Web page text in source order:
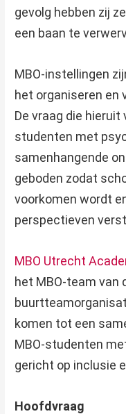
gevolg hebben zij
een baan te
MBO-instellingen
het organiseren en
De vraag die hieruit
studenten met
samenhangende
geboden zodat
voorkomen wordt
perspectieven
MBO Utrecht
het MBO-team van
komen tot een
MBO-studenten
gericht op inclusie
Hoofdvraag